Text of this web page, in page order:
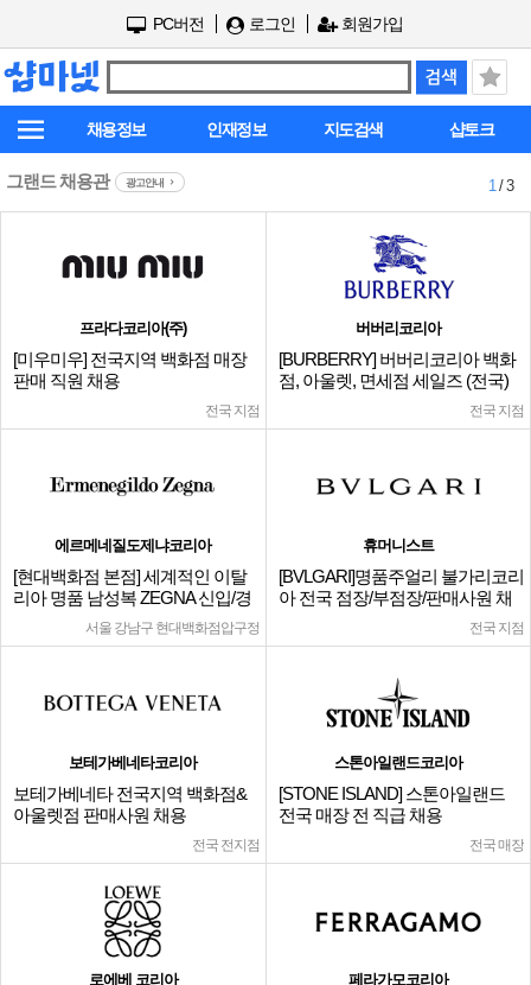
PC버전 로그인 회원가입
채용정보 인재정보 지도검색 샵토크
그랜드 채용관 광고안내 1/ 3
프라다코리아(주)
[미우미우] 전국지역 백화점 매장
판매 직원 채용
전국 지점
버버리코리아
[BURBERRY] 버버리코리아 백화
점, 아울렛, 면세점 세일즈 (전국)
전국 지점
에르메네질도제냐코리아
[현대백화점 본점] 세계적인 이탈
리아 명품 남성복 ZEGNA 신입/경
서울 강남구 현대백화점압구정
휴머니스트
[BVLGARI]명품주얼리 불가리코리
아 전국 점장/부점장/판매사원 채
전국 지점
보테가베네타코리아
보테가베네타 전국지역 백화점&
아울렛점 판매사원 채용
전국 전지점
스톤아일랜드코리아
[STONE ISLAND] 스톤아일랜드
전국 매장 전 직급 채용
전국 매장
로에베 코리아 페라가모코리아